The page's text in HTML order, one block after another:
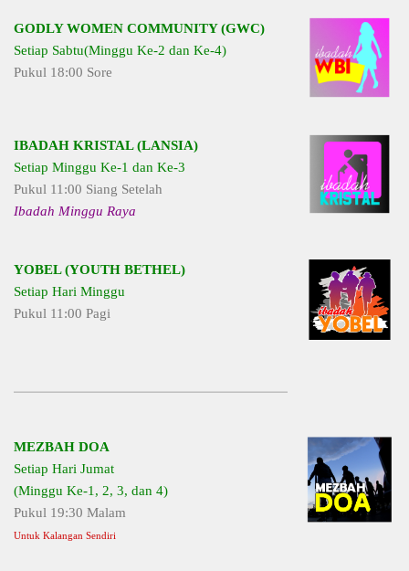
GODLY WOMEN COMMUNITY (GWC)
Setiap Sabtu(Minggu Ke-2 dan Ke-4)
Pukul 18:00 Sore
IBADAH KRISTAL (LANSIA)
Setiap Minggu Ke-1 dan Ke-3
Pukul 11:00 Siang Setelah
Ibadah Minggu Raya
YOBEL (YOUTH BETHEL)
Setiap Hari Minggu
Pukul 11:00 Pagi
MEZBAH DOA
Setiap Hari Jumat
(Minggu Ke-1, 2, 3, dan 4)
Pukul 19:30 Malam
Untuk Kalangan Sendiri